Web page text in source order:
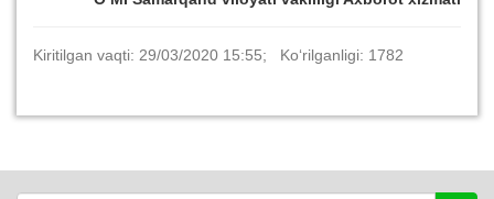
Kiritilgan vaqti: 29/03/2020 15:55; Ko‘rilganligi: 1782